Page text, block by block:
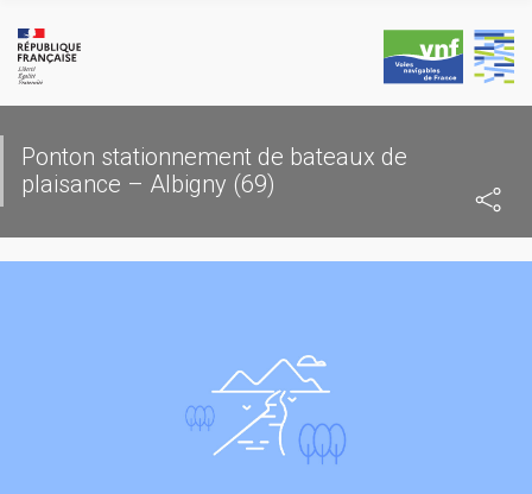
content
Ponton stationnement de bateaux de
plaisance – Albigny (69)